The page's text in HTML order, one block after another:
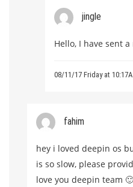
jingle
Hello, I have sent a
08/11/17 Friday at
fahim
hey i loved deepin os
is so slow, please
love you deepin team 🙂